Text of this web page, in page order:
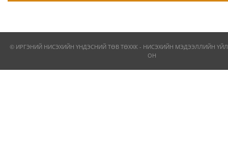
© ИРГЭНИЙ НИСЭХИЙН ҮНДЭСНИЙ ТӨВ ТӨХХК - НИСЭХИЙН МЭДЭЭЛЛИЙН
ОН